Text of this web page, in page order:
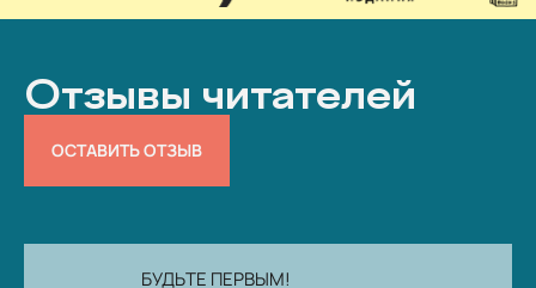
Отзывы читателей
ОСТАВИТЬ ОТЗЫВ
БУДЬТЕ ПЕРВЫМ!